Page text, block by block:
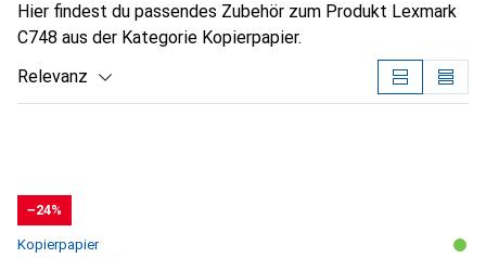
Hier findest du passendes Zubehör zum Produkt Lexmark
C748 aus der Kategorie Kopierpapier.
Relevanz
−24%
Kopierpapier